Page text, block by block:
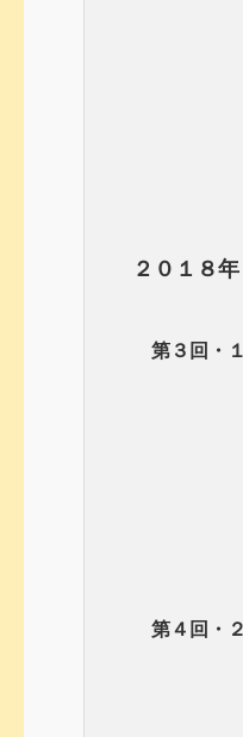
第六章
第七章
第八章
第九章
第十章
第十一
２０１８年
第３回・１
第十二
第十三
第十四
第十五
第十六
第十七
第４回・２
第十八
第十九